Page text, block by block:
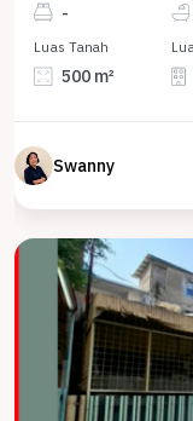
-
Luas Tanah
500 m²
Swanny